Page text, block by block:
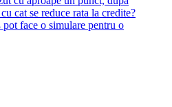
cat se reduce rata la credite?
face o simulare pentru o